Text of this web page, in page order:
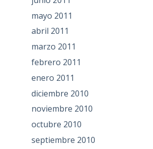
mayo 2011
abril 2011
marzo 2011
febrero 2011
enero 2011
diciembre 2010
noviembre 2010
octubre 2010
septiembre 2010